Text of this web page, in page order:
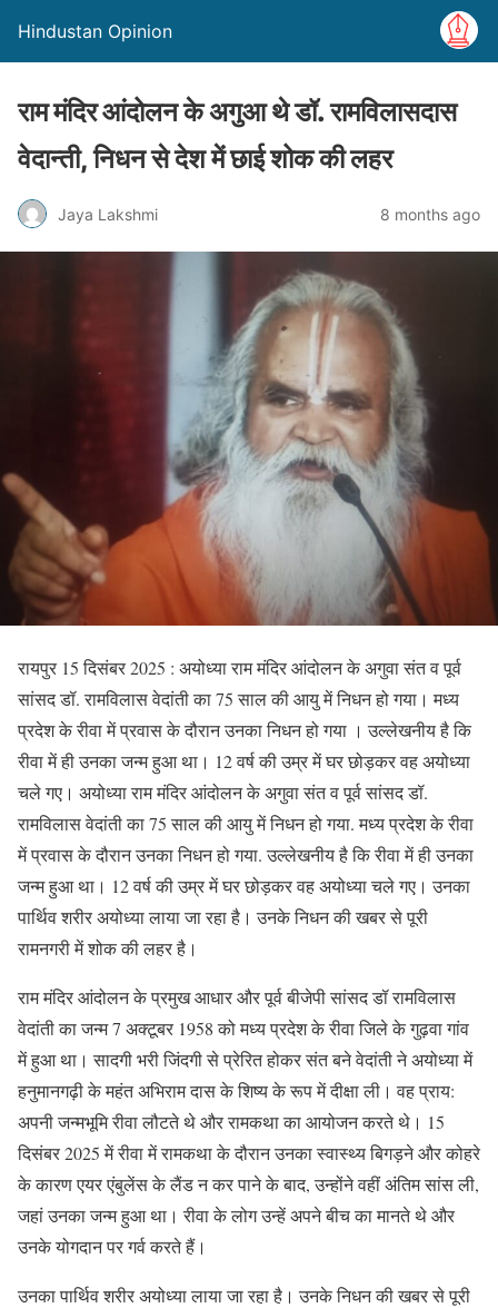
Hindustan Opinion
राम मंदिर आंदोलन के अगुआ थे डॉ. रामविलासदास
वेदान्ती, निधन से देश में छाई शोक की लहर
Jaya Lakshmi 8 months ago
रायपुर 15 दिसंबर 2025 : अयोध्या राम मंदिर आंदोलन के अगुवा संत व पूर्व
सांसद डॉ. रामविलास वेदांती का 75 साल की आयु में निधन हो गया। मध्य
प्रदेश के रीवा में प्रवास के दौरान उनका निधन हो गया । उल्लेखनीय है कि
रीवा में ही उनका जन्म हुआ था। 12 वर्ष की उम्र में घर छोड़कर वह अयोध्या
चले गए। अयोध्या राम मंदिर आंदोलन के अगुवा संत व पूर्व सांसद डॉ.
रामविलास वेदांती का 75 साल की आयु में निधन हो गया. मध्य प्रदेश के रीवा
में प्रवास के दौरान उनका निधन हो गया. उल्लेखनीय है कि रीवा में ही उनका
जन्म हुआ था। 12 वर्ष की उम्र में घर छोड़कर वह अयोध्या चले गए। उनका
पार्थिव शरीर अयोध्या लाया जा रहा है। उनके निधन की खबर से पूरी
रामनगरी में शोक की लहर है।
राम मंदिर आंदोलन के प्रमुख आधार और पूर्व बीजेपी सांसद डॉ रामविलास
वेदांती का जन्म 7 अक्टूबर 1958 को मध्य प्रदेश के रीवा जिले के गुढ़वा गांव
में हुआ था। सादगी भरी जिंदगी से प्रेरित होकर संत बने वेदांती ने अयोध्या में
हनुमानगढ़ी के महंत अभिराम दास के शिष्य के रूप में दीक्षा ली। वह प्राय:
अपनी जन्मभूमि रीवा लौटते थे और रामकथा का आयोजन करते थे। 15
दिसंबर 2025 में रीवा में रामकथा के दौरान उनका स्वास्थ्य बिगड़ने और कोहरे
के कारण एयर एंबुलेंस के लैंड न कर पाने के बाद, उन्होंने वहीं अंतिम सांस ली,
जहां उनका जन्म हुआ था। रीवा के लोग उन्हें अपने बीच का मानते थे और
उनके योगदान पर गर्व करते हैं।
उनका पार्थिव शरीर अयोध्या लाया जा रहा है। उनके निधन की खबर से पूरी